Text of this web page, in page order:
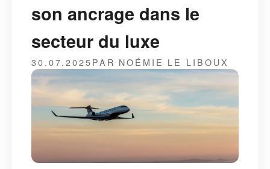
son ancrage dans le
secteur du luxe
30.07.2025PAR NOÉMIE LE LIBOUX